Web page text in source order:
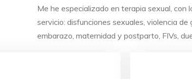
Me he especializado en terapia sexual, con
servicio: disfunciones sexuales, violencia de
embarazo, maternidad y postparto, FIVs,